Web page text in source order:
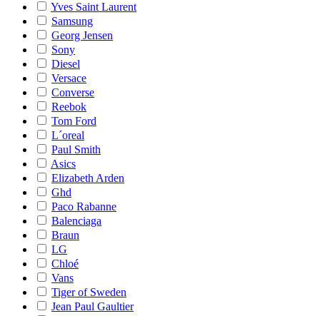
Yves Saint Laurent
Samsung
Georg Jensen
Sony
Diesel
Versace
Converse
Reebok
Tom Ford
L´oreal
Paul Smith
Asics
Elizabeth Arden
Ghd
Paco Rabanne
Balenciaga
Braun
LG
Chloé
Vans
Tiger of Sweden
Jean Paul Gaultier